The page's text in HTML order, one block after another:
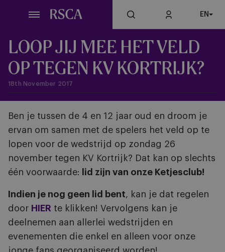
content
EN
LOOP JIJ MEE HET VELD
OP TEGEN KV KORTRIJK?
18th November 2017
Ben je tussen de 4 en 12 jaar oud en droom je
ervan om samen met de spelers het veld op te
lopen voor de wedstrijd op zondag 26
november tegen KV Kortrijk? Dat kan op slechts
één voorwaarde:
lid zijn van onze Ketjesclub!
Indien je nog geen lid bent, kan je dat regelen
door HIER te klikken! Vervolgens kan je
deelnemen aan allerlei wedstrijden en
evenementen die enkel en alleen voor onze